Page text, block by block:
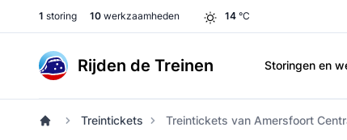
1 storing 10 werkzaamheden 14 °C
Rijden de Treinen Storingen en
Treintickets Treintickets van Amersfoort